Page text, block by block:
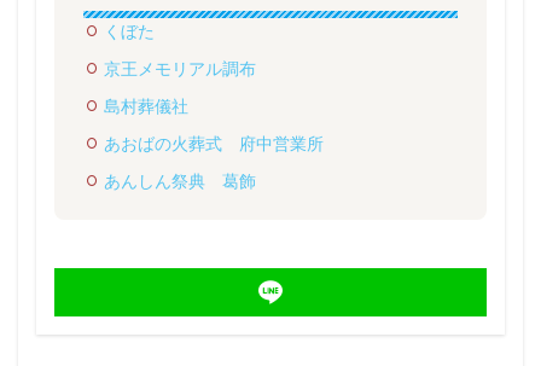
くぼた
京王メモリアル調布
島村葬儀社
あおばの火葬式 府中営業所
あんしん祭典 葛飾